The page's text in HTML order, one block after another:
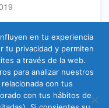
en tu experiencia
tu privacidad y permiten
a través de la web.
para analizar nuestros
con tus
con tus hábitos de